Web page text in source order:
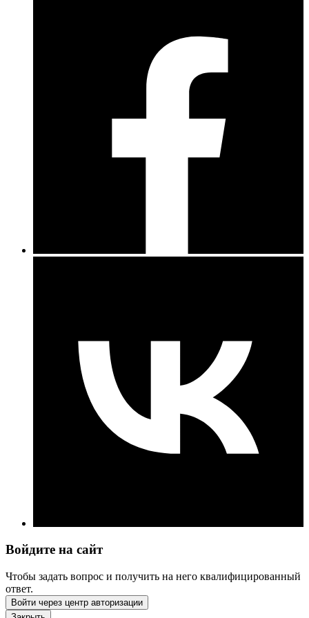
Войдите на сайт
Чтобы задать вопрос и получить на него квалифицированный
ответ.
Войти через центр авторизации